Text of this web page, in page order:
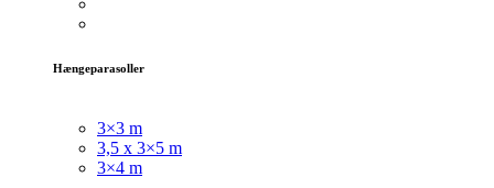
Hængeparasoller
3×3 m
3,5 x 3×5 m
3×4 m